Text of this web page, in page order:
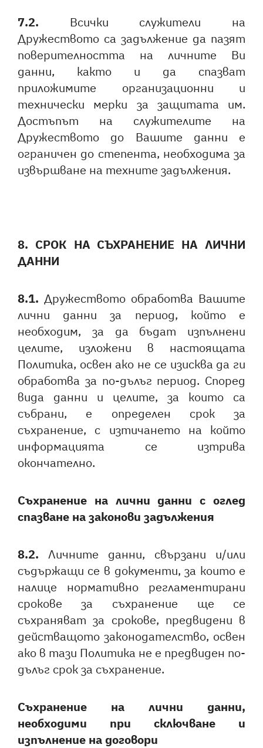
7.2. Всички служители на
Дружеството са задължение да пазят
поверителността на личните Ви
данни, както и да спазват
приложимите организационни и
технически мерки за защитата им.
Достъпът на служителите на
Дружеството до Вашите данни е
ограничен до степента, необходима за
извършване на техните задължения.
8. СРОК НА СЪХРАНЕНИЕ НА ЛИЧНИ
ДАННИ
8.1. Дружеството обработва Вашите
лични данни за период, който е
необходим, за да бъдат изпълнени
целите, изложени в настоящата
Политика, освен ако не се изисква да ги
обработва за по-дълъг период. Според
вида данни и целите, за които са
събрани, е определен срок за
съхранение, с изтичането на който
информацията се изтрива
окончателно.
Съхранение на лични данни с оглед
спазване на законови задължения
8.2. Личните данни, свързани и/или
съдържащи се в документи, за които е
налице нормативно регламентирани
срокове за съхранение ще се
съхраняват за срокове, предвидени в
действащото законодателство, освен
ако в тази Политика не е предвиден по-
дълъг срок за съхранение.
Съхранение на лични данни,
необходими при сключване и
изпълнение на договори